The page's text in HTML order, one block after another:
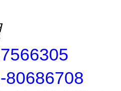
80686708